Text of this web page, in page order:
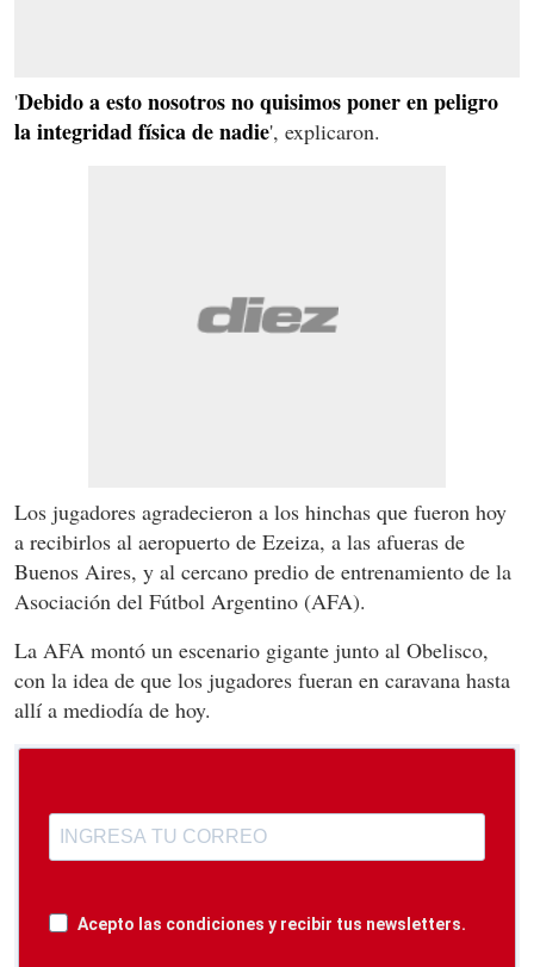
'Debido a esto nosotros no quisimos poner en peligro
la integridad física de nadie', explicaron.
Los jugadores agradecieron a los hinchas que fueron hoy
a recibirlos al aeropuerto de Ezeiza, a las afueras de
Buenos Aires, y al cercano predio de entrenamiento de la
Asociación del Fútbol Argentino (AFA).
La AFA montó un escenario gigante junto al Obelisco,
con la idea de que los jugadores fueran en caravana hasta
allí a mediodía de hoy.
Acepto las condiciones y recibir tus newsletters.